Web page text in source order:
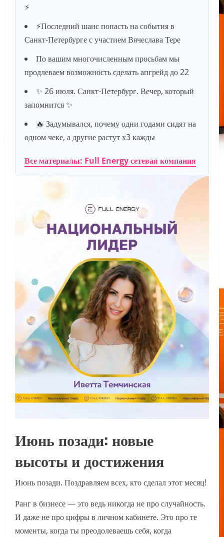
⚡️
⚡️Последний шанс попасть на события в
Санкт-Петербурге с участием Вячеслава Тере
По вашим многочисленным просьбам мы
продлеваем возможность сделать апгрейд до 22
✨ 26 июля. Санкт-Петербург. Вечер, который
запомнится ✨
🔥 Задумывался, почему одни годами сидят на
одном чеке, а другие растут х3 кажды
Все материалы: Full Energy сетевая компания
Июнь позади: новые
высоты и достижения
Июнь позади. Поздравляем всех, кто сделал этот месяц!
Ранг в бизнесе — это ведь никогда не про случайность.
И даже не про цифры в личном кабинете. Это про те
моменты, когда ты преодолеваешь себя, когда